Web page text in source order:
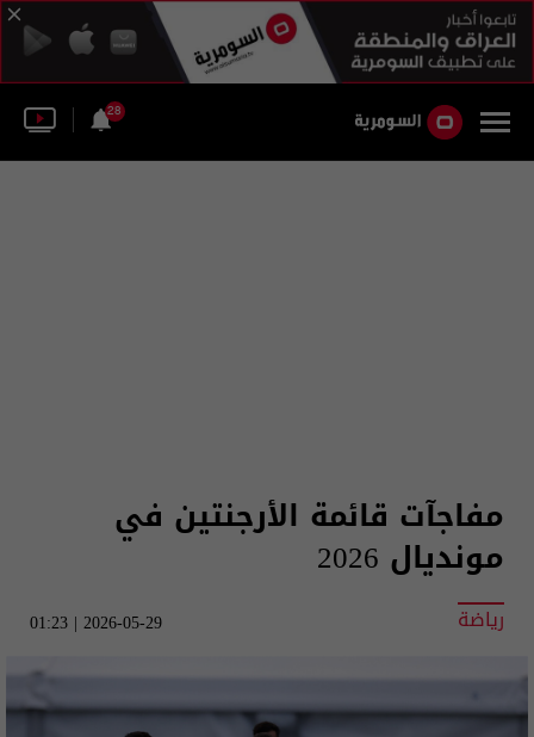
28
مفاجآت قائمة الأرجنتين في
مونديال 2026
رياضة 2026-05-29 | 01:23